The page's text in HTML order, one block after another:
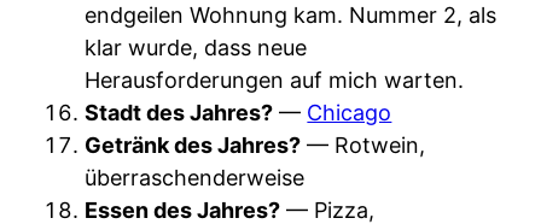
endgeilen Wohnung kam. Nummer 2, als
klar wurde, dass neue
Herausforderungen auf mich warten.
Stadt des Jahres? — Chicago
Getränk des Jahres? — Rotwein,
überraschenderweise
Essen des Jahres? — Pizza,